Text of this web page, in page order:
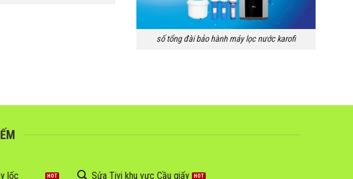
số tổng đài bảo hành máy lọc nước karofi
lốc Sửa Tivi khu vực Cầu giấy